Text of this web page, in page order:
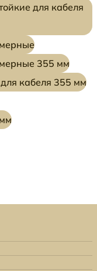
для кабеля
355 мм
кабеля 355 мм